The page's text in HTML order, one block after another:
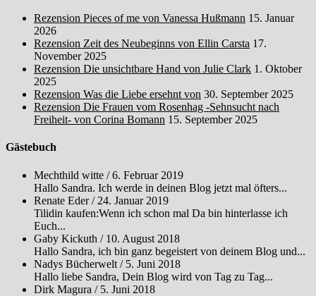
Rezension Pieces of me von Vanessa Hußmann 15. Januar
2026
Rezension Zeit des Neubeginns von Ellin Carsta 17.
November 2025
Rezension Die unsichtbare Hand von Julie Clark 1. Oktober
2025
Rezension Was die Liebe ersehnt von 30. September 2025
Rezension Die Frauen vom Rosenhag -Sehnsucht nach
Freiheit- von Corina Bomann 15. September 2025
Gästebuch
Mechthild witte /6. Februar 2019
Hallo Sandra. Ich werde in deinen Blog jetzt mal öfters...
Renate Eder/ 24. Januar 2019
Tilidin kaufen:Wenn ich schon mal Da bin hinterlasse ich
Euch...
Gaby Kickuth / 10. August 2018
Hallo Sandra, ich bin ganz begeistert von deinem Blog und...
Nadys Bücherwelt / 5. Juni 2018
Hallo liebe Sandra, Dein Blog wird von Tag zu Tag...
Dirk Magura / 5. Juni 2018